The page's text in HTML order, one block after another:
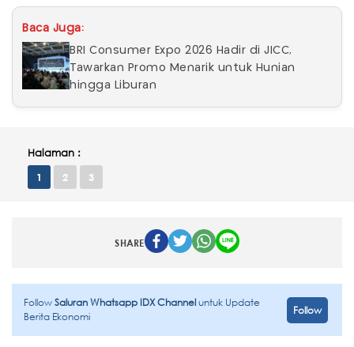
Baca Juga:
BRI Consumer Expo 2026 Hadir di JICC,
Tawarkan Promo Menarik untuk Hunian
hingga Liburan
Halaman :
1 2 3
SHARE
FollowSaluran Whatsapp IDX Channeluntuk Update
Berita Ekonomi
Follow